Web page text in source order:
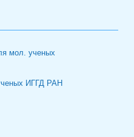
мол. ученых
ИГГД РАН